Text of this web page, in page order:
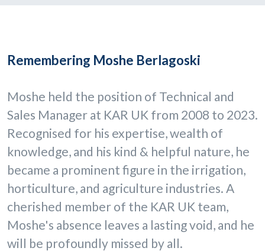
Remembering Moshe Berlagoski
Moshe held the position of Technical and
Sales Manager at KAR UK from 2008 to 2023.
Recognised for his expertise, wealth of
knowledge, and his kind & helpful nature, he
became a prominent figure in the irrigation,
horticulture, and agriculture industries. A
cherished member of the KAR UK team,
Moshe's absence leaves a lasting void, and he
will be profoundly missed by all.